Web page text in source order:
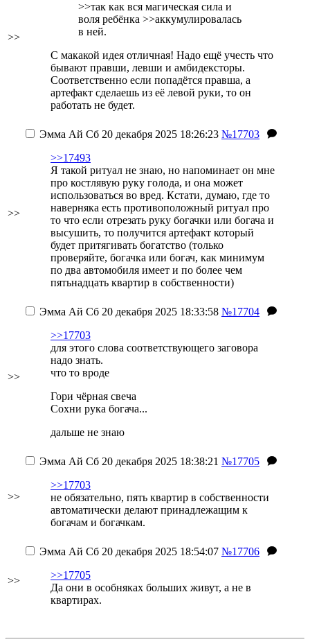
>>
>>так как вся магическая сила и
воля ребёнка >>аккумулировалась
в ней.
С макакой идея отличная! Надо ещё учесть что
бывают правши, левши и амбидексторы.
Соответственно если попадётся правша, а
артефакт сделаешь из её левой руки, то он
работать не будет.
>>
Эмма Ай Сб 20 декабря 2025 18:26:23 №17703
>>17493
Я такой ритуал не знаю, но напоминает он мне
про костлявую руку голода, и она может
использоваться во вред. Кстати, думаю, где то
наверняка есть противоположный ритуал про
то что если отрезать руку богачки или богача и
высушить, то получится артефакт который
будет притягивать богатство (только
проверяйте, богачка или богач, как минимум
по два автомобиля имеет и по более чем
пятьнадцать квартир в собственности)
>>
Эмма Ай Сб 20 декабря 2025 18:33:58 №17704
>>17703
для этого слова соответствующего заговора
надо знать.
что то вроде
Гори чёрная свеча
Сохни рука богача...
дальше не знаю
>>
Эмма Ай Сб 20 декабря 2025 18:38:21 №17705
>>17703
не обязательно, пять квартир в собственности
автоматически делают принадлежащим к
богачам и богачкам.
>>
Эмма Ай Сб 20 декабря 2025 18:54:07 №17706
>>17705
Да они в особняках больших живут, а не в
квартирах.